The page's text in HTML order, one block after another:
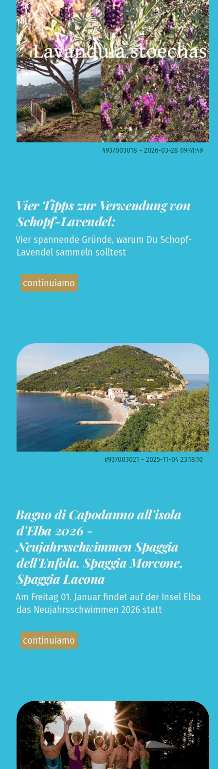
#937003018 - 2026-03-28 09:41:49
Vier Tipps zur Verwendung von
Schopf-Lavendel:
Vier spannende Gründe, warum Du Schopf-
Lavendel sammeln solltest
continuiamo
#937003021 - 2025-11-04 23:18:10
Bagno di Capodanno all'isola
d'Elba 2026 -
Neujahrsschwimmen Spaggia
dell'Enfola, Spaggia Morcone,
Spaggia Lacona
Am Freitag 01. Januar findet auf der Insel Elba
das Neujahrsschwimmen 2026 statt
continuiamo